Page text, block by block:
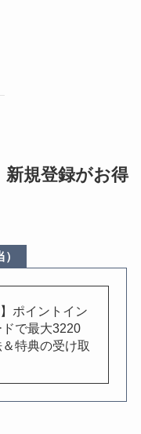
新規登録がお得
ポイントイン
で最大3220
特典の受け取